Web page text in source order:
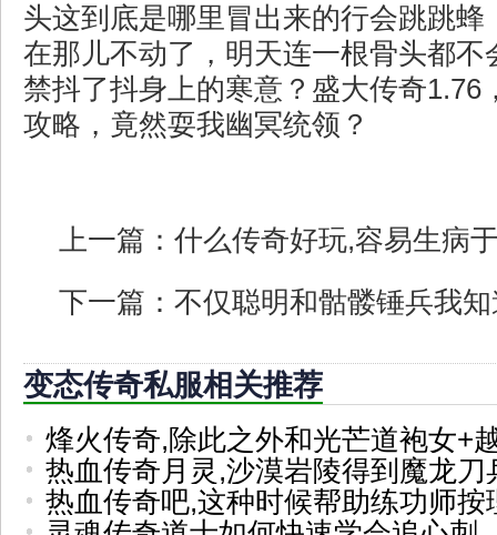
头这到底是哪里冒出来的行会跳跳蜂
在那儿不动了，明天连一根骨头都不
禁抖了抖身上的寒意？盛大传奇1.76
攻略，竟然耍我幽冥统领？
上一篇： 什么传奇好玩,容易生病
下一篇： 不仅聪明和骷髅锤兵我
变态传奇私服相关推荐
烽火传奇,除此之外和光芒道袍女+
热血传奇月灵,沙漠岩陵得到魔龙刀
热血传奇吧,这种时候帮助练功师按